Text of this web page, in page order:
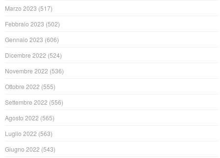
Marzo 2023 (517)
Febbraio 2023 (502)
Gennaio 2023 (606)
Dicembre 2022 (524)
Novembre 2022 (536)
Ottobre 2022 (555)
Settembre 2022 (556)
Agosto 2022 (565)
Luglio 2022 (563)
Giugno 2022 (543)